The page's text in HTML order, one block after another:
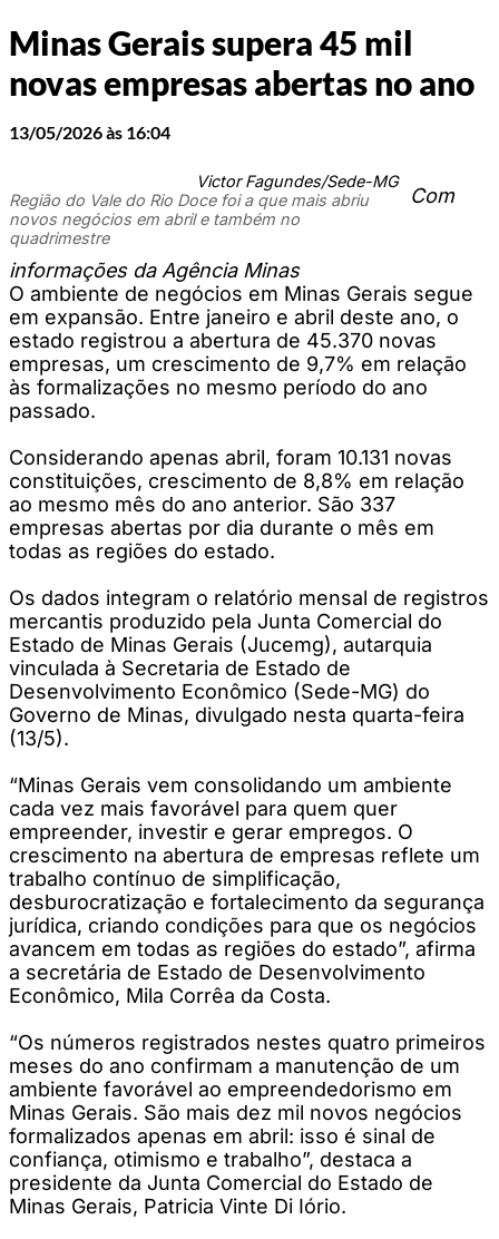
Minas Gerais supera 45 mil
novas empresas abertas no ano
13/05/2026 às 16:04
Victor Fagundes/Sede-MG
Região do Vale do Rio Doce foi a que mais abriu
novos negócios em abril e também no
quadrimestre
Com
informações da Agência Minas
O ambiente de negócios em Minas Gerais segue
em expansão. Entre janeiro e abril deste ano, o
estado registrou a abertura de 45.370 novas
empresas, um crescimento de 9,7% em relação
às formalizações no mesmo período do ano
passado.
Considerando apenas abril, foram 10.131 novas
constituições, crescimento de 8,8% em relação
ao mesmo mês do ano anterior. São 337
empresas abertas por dia durante o mês em
todas as regiões do estado.
Os dados integram o relatório mensal de registros
mercantis produzido pela Junta Comercial do
Estado de Minas Gerais (Jucemg), autarquia
vinculada à Secretaria de Estado de
Desenvolvimento Econômico (Sede-MG) do
Governo de Minas, divulgado nesta quarta-feira
(13/5).
“Minas Gerais vem consolidando um ambiente
cada vez mais favorável para quem quer
empreender, investir e gerar empregos. O
crescimento na abertura de empresas reflete um
trabalho contínuo de simplificação,
desburocratização e fortalecimento da segurança
jurídica, criando condições para que os negócios
avancem em todas as regiões do estado”, afirma
a secretária de Estado de Desenvolvimento
Econômico, Mila Corrêa da Costa.
“Os números registrados nestes quatro primeiros
meses do ano confirmam a manutenção de um
ambiente favorável ao empreendedorismo em
Minas Gerais. São mais dez mil novos negócios
formalizados apenas em abril: isso é sinal de
confiança, otimismo e trabalho”, destaca a
presidente da Junta Comercial do Estado de
Minas Gerais, Patricia Vinte Di Iório.